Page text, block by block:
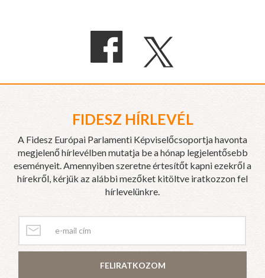
FIDESZ HÍRLEVÉL
A Fidesz Európai Parlamenti Képviselőcsoportja havonta
megjelenő hírlevélben mutatja be a hónap legjelentősebb
eseményeit. Amennyiben szeretne értesítőt kapni ezekről a
hírekről, kérjük az alábbi mezőket kitöltve iratkozzon fel
hírlevelünkre.
FELIRATKOZOM